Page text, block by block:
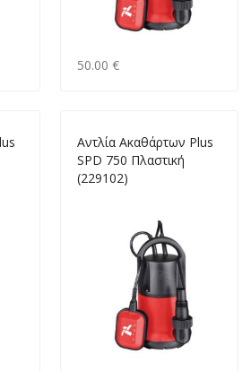
50.00 €
Αντλία Ακαθάρτων Plus
SPD 750 Πλαστική
(229102)